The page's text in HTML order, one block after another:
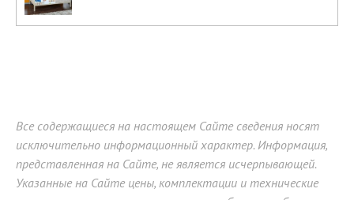
Все содержащиеся на настоящем Сайте сведения носят
исключительно информационный характер. Информация,
представленная на Сайте, не является исчерпывающей.
Указанные на Сайте цены, комплектации и технические